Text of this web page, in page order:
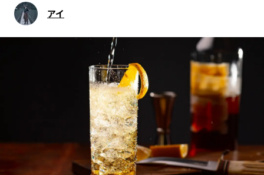
埼玉エリア
東京23区エリア
石川エリア
山梨エリア
岐阜エリア
愛知エリア
滋賀エリア
大阪市エリア
北摂エリア
堺・泉州エリア
アイ